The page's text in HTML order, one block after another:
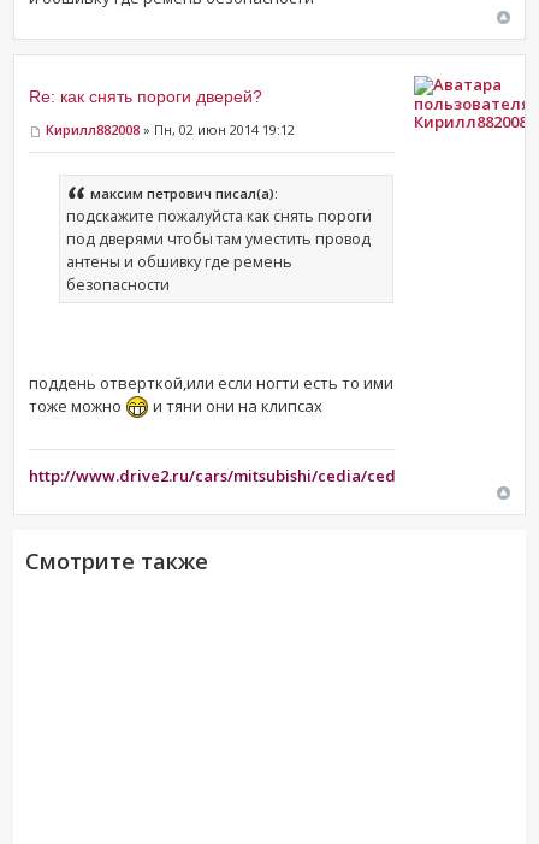
Re: как снять пороги дверей?
Кирилл882008 » Пн, 02 июн 2014 19:12
максим петрович писал(а):
подскажите пожалуйста как снять пороги
под дверями чтобы там уместить провод
антены и обшивку где ремень
безопасности
поддень отверткой,или если ногти есть то ими
тоже можно
и тяни они на клипсах
http://www.drive2.ru/cars/mitsubishi/cedia/cedia/zver882008/
Кирилл882008
Смотрите также